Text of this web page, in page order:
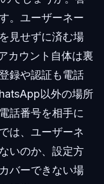
。ユーザーネー
見せずに済む場
カウント自体は裏
録や認証も電話
以外の場所
話番号を相手に
は、ユーザーネ
いのか、設定方
バーできない場